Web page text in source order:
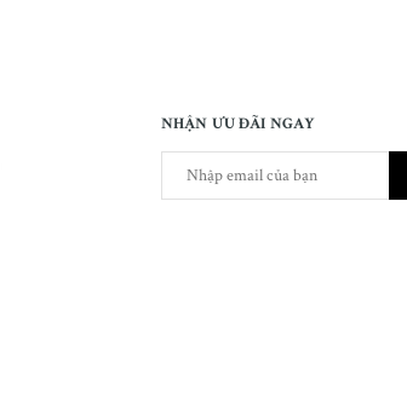
NHẬN ƯU ĐÃI NGAY